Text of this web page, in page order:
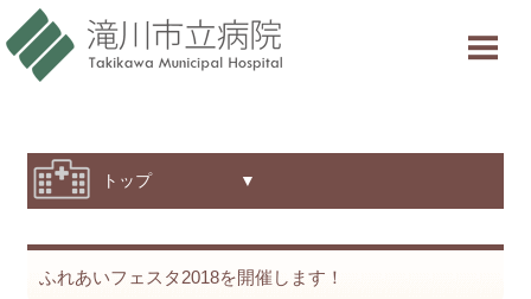
当院について
診療科・部門紹介
採用情報
トップ ▼
ふれあいフェスタ2018を開催します！